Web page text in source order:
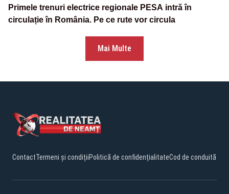
Primele trenuri electrice regionale PESA intră în
circulație în România. Pe ce rute vor circula
Mai Multe
ContactTermeni și condițiiPolitică de confidențialitateCod de conduită